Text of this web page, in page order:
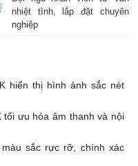
nhiệt tình, lắp đặt chuyên
nghiệp
hiển thị hình ảnh sắc nét
tối ưu hóa âm thanh và nội
sắc rực rỡ, chính xác